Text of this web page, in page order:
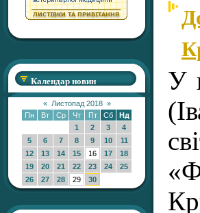
Календар новин
« Листопад 2018 »
Пн
Вт Ср Чт Пт Сб
Нд
1
2 3
4
5
6 7 8 9 10
11
12
13 14 15 16 17
18
19
20 21 22 23 24
25
26
27 28 29 30
У